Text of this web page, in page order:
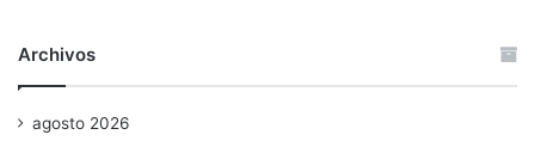
Archivos
agosto 2026